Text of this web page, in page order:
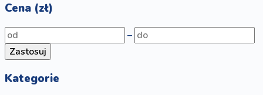
Cena (zł)
–
Zastosuj
Kategorie